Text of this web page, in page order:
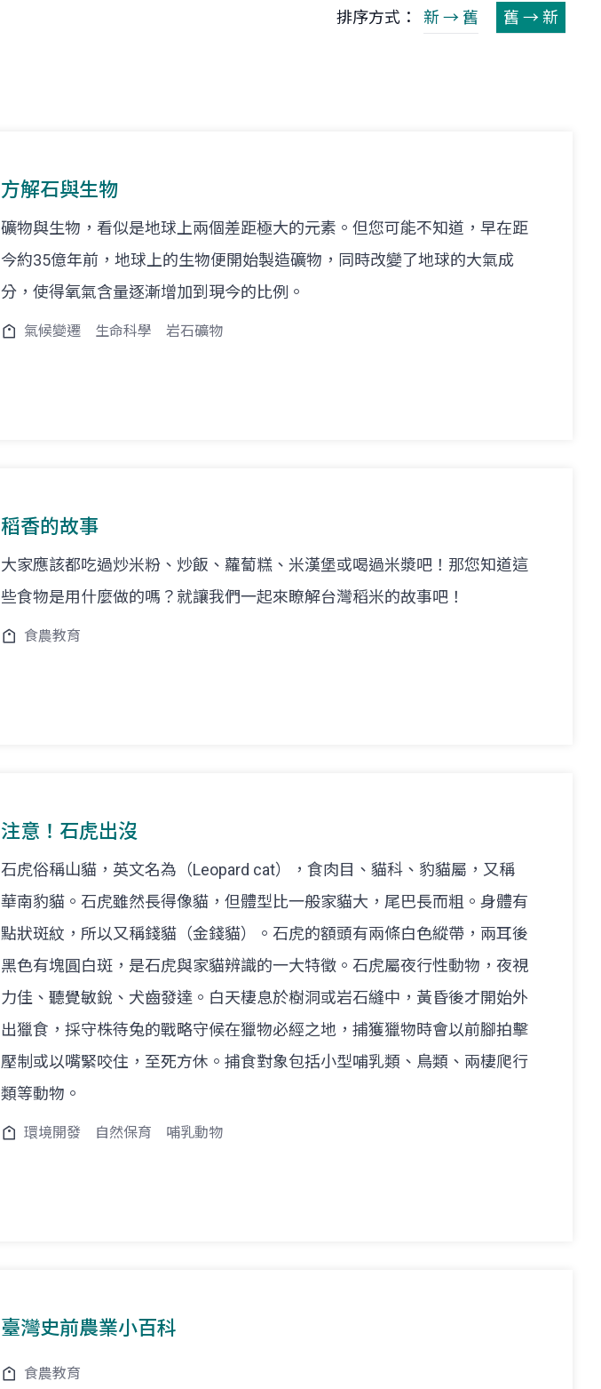
排序方式： 新 → 舊 舊 → 新
方解石與生物
礦物與生物，看似是地球上兩個差距極大的元素。但您可能不知道，早在距
今約35億年前，地球上的生物便開始製造礦物，同時改變了地球的大氣成
分，使得氧氣含量逐漸增加到現今的比例。
氣候變遷 生命科學 岩石礦物
稻香的故事
大家應該都吃過炒米粉、炒飯、蘿蔔糕、米漢堡或喝過米漿吧！那您知道這
些食物是用什麼做的嗎？就讓我們一起來瞭解台灣稻米的故事吧！
食農教育
注意！石虎出沒
石虎俗稱山貓，英文名為（Leopard cat），食肉目、貓科、豹貓屬，又稱
華南豹貓。石虎雖然長得像貓，但體型比一般家貓大，尾巴長而粗。身體有
點狀斑紋，所以又稱錢貓（金錢貓）。石虎的額頭有兩條白色縱帶，兩耳後
黑色有塊圓白斑，是石虎與家貓辨識的一大特徵。石虎屬夜行性動物，夜視
力佳、聽覺敏銳、犬齒發達。白天棲息於樹洞或岩石縫中，黃昏後才開始外
出獵食，採守株待兔的戰略守候在獵物必經之地，捕獲獵物時會以前腳拍擊
壓制或以嘴緊咬住，至死方休。捕食對象包括小型哺乳類、鳥類、兩棲爬行
類等動物。
環境開發 自然保育 哺乳動物
臺灣史前農業小百科
食農教育